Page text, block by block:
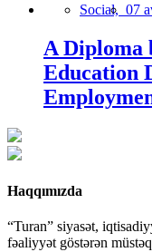
Social, 07
A Diploma
Education
Haqqımızda
“Turan” siyasət,
fəaliyyət göstərən